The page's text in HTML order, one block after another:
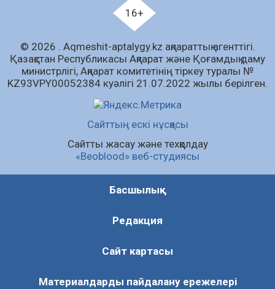
«Дауыс беру учаскесін қалай табуға болады?»￼
07.08.2026 65 0
Барлық жаңалық
16+
© 2026 . Аqmeshit-aptalygy.kz ақпараттық агенттігі.
Қазақстан Республикасы Ақпарат және Қоғамдық даму
министрлігі, Ақпарат комитетінің тіркеу туралы №
KZ93VPY00052384 куәлігі 21.07.2022 жылы берілген.
Сайттың ескі нұсқасы
Сайтты жасау және техқолдау
«Beoblood» веб-студиясы
Басшылық
Редакция
Сайт картасы
Материалдарды пайдалану ережелері